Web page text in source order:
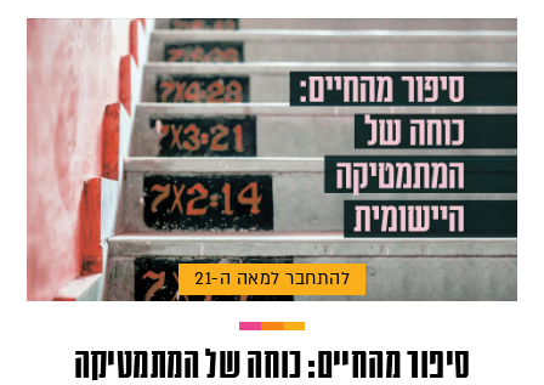
להתחבר למאה ה-21
סיפור מהחיים: כוחה של המתמטיקה